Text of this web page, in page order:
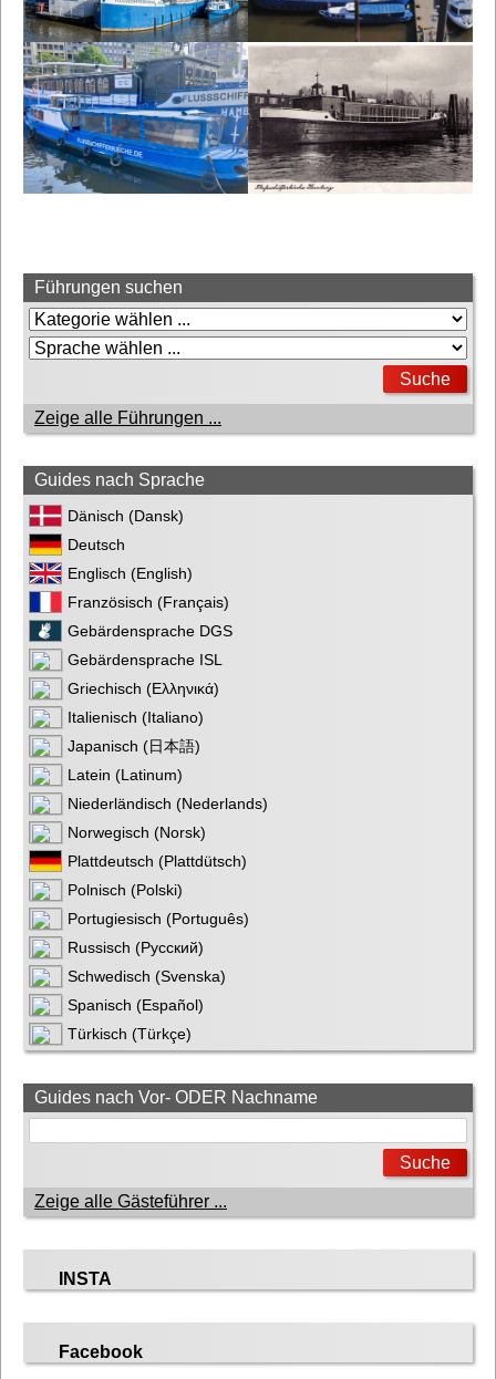
Führungen suchen
Zeige alle Führungen ...
Guides nach Sprache
Dänisch (Dansk)
Deutsch
Englisch (English)
Französisch (Français)
Gebärdensprache DGS
Gebärdensprache ISL
Griechisch (Ελληνικά)
Italienisch (Italiano)
Japanisch (日本語)
Latein (Latinum)
Niederländisch (Nederlands)
Norwegisch (Norsk)
Plattdeutsch (Plattdütsch)
Polnisch (Polski)
Portugiesisch (Português)
Russisch (Русский)
Schwedisch (Svenska)
Spanisch (Español)
Türkisch (Türkçe)
Guides nach Vor- ODER Nachname
Zeige alle Gästeführer ...
INSTA
Facebook